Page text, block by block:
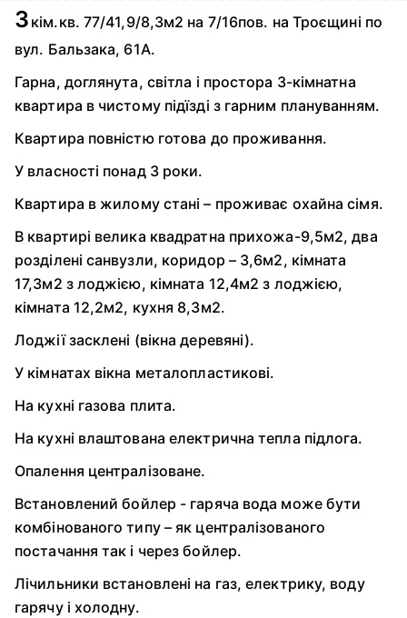
3 кім.кв. 77/41,9/8,3м2 на 7/16пов. на Троєщині по
вул. Бальзака, 61А.
Гарна, доглянута, світла і простора 3-кімнатна
квартира в чистому підїзді з гарним плануванням.
Квартира повністю готова до проживання.
У власності понад 3 роки.
Квартира в жилому стані – проживає охайна сімя.
В квартирі велика квадратна прихожа-9,5м2, два
розділені санвузли, коридор – 3,6м2, кімната
17,3м2 з лоджією, кімната 12,4м2 з лоджією,
кімната 12,2м2, кухня 8,3м2.
Лоджії засклені (вікна деревяні).
У кімнатах вікна металопластикові.
На кухні газова плита.
На кухні влаштована електрична тепла підлога.
Опалення централізоване.
Встановлений бойлер - гаряча вода може бути
комбінованого типу – як централізованого
постачання так і через бойлер.
Лічильники встановлені на газ, електрику, воду
гарячу і холодну.